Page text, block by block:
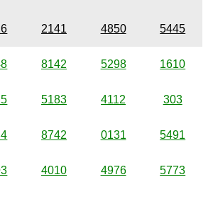
2141 4850 5445
8142 5298 1610
5183 4112 303
8742 0131 5491
4010 4976 5773